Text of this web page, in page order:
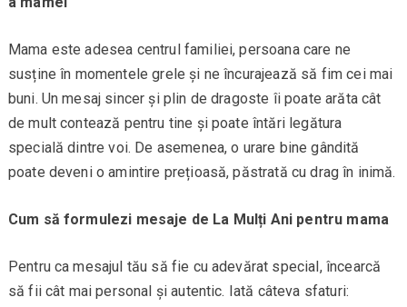
Mama este adesea centrul familiei, persoana care ne
susține în momentele grele și ne încurajează să fim cei mai
buni. Un mesaj sincer și plin de dragoste îi poate arăta cât
de mult contează pentru tine și poate întări legătura
specială dintre voi. De asemenea, o urare bine gândită
poate deveni o amintire prețioasă, păstrată cu drag în inimă.
Cum să formulezi mesaje de La Mulți Ani pentru mama
Pentru ca mesajul tău să fie cu adevărat special, încearcă
să fii cât mai personal și autentic. Iată câteva sfaturi: